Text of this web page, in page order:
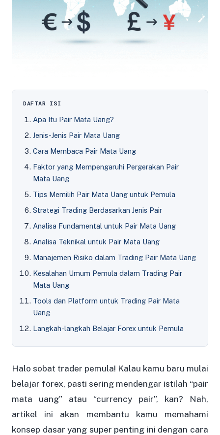
DAFTAR ISI
Apa Itu Pair Mata Uang?
Jenis-Jenis Pair Mata Uang
Cara Membaca Pair Mata Uang
Faktor yang Mempengaruhi Pergerakan Pair
Mata Uang
Tips Memilih Pair Mata Uang untuk Pemula
Strategi Trading Berdasarkan Jenis Pair
Analisa Fundamental untuk Pair Mata Uang
Analisa Teknikal untuk Pair Mata Uang
Manajemen Risiko dalam Trading Pair Mata Uang
Kesalahan Umum Pemula dalam Trading Pair
Mata Uang
Tools dan Platform untuk Trading Pair Mata
Uang
Langkah-langkah Belajar Forex untuk Pemula
Halo sobat trader pemula! Kalau kamu baru mulai
belajar forex, pasti sering mendengar istilah “pair
mata uang” atau “currency pair”, kan? Nah,
artikel ini akan membantu kamu memahami
konsep dasar yang super penting ini dengan cara